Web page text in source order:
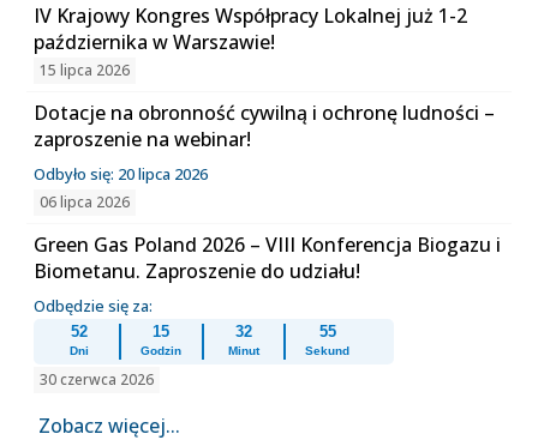
IV Krajowy Kongres Współpracy Lokalnej już 1-2
października w Warszawie!
15 lipca 2026
Dotacje na obronność cywilną i ochronę ludności –
zaproszenie na webinar!
Odbyło się: 20 lipca 2026
06 lipca 2026
Green Gas Poland 2026 – VIII Konferencja Biogazu i
Biometanu. Zaproszenie do udziału!
Odbędzie się za:
52
Dni
15
Godzin
32
Minut
55
Sekund
30 czerwca 2026
Zobacz więcej...